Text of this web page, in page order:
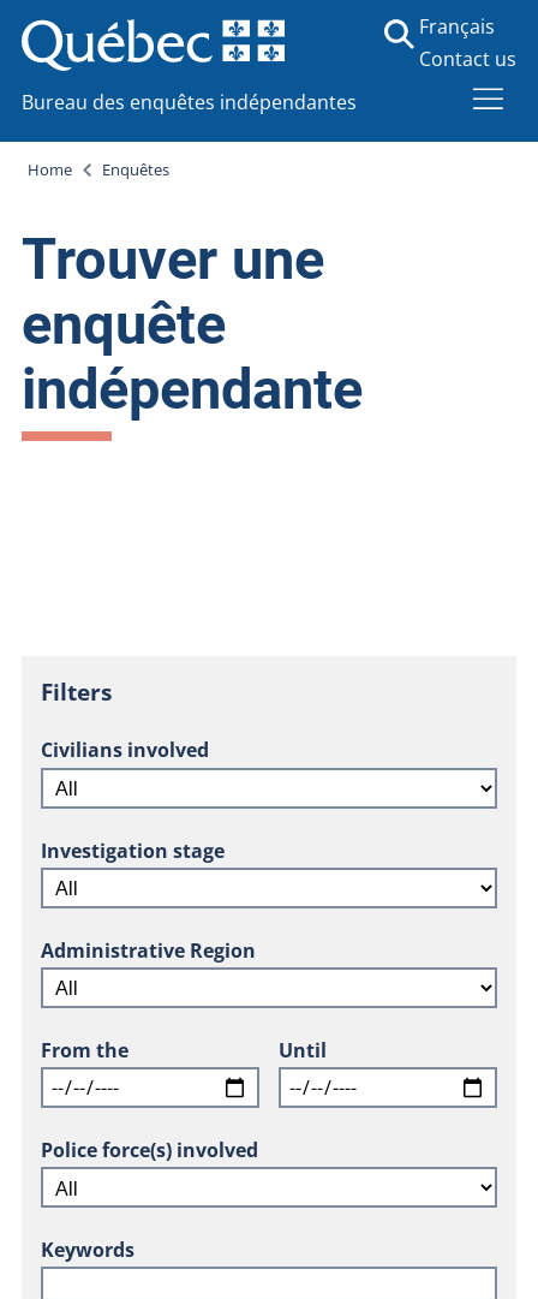
Bureau des enquêtes indépendantes
Français
Contact us
Home Enquêtes
Trouver une
enquête
indépendante
Filters
Civilians involved
Investigation stage
Administrative Region
From the Until
Police force(s) involved
Keywords